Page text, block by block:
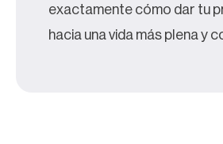
exactamente cómo dar tu
hacia una vida más plena y